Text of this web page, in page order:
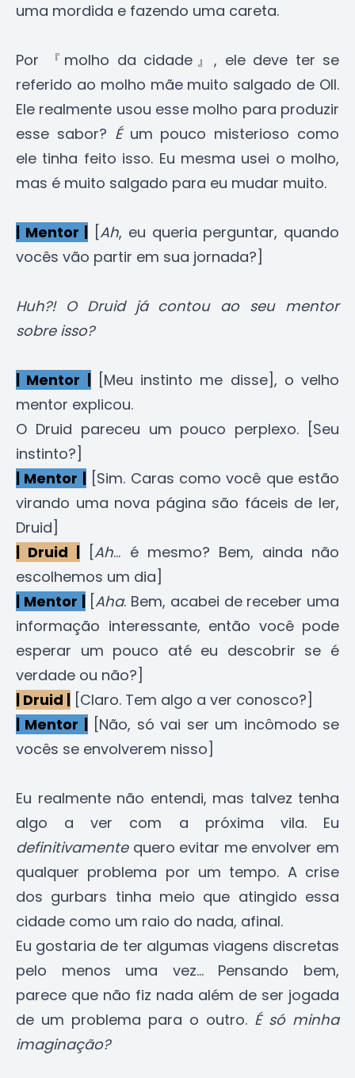
uma mordida e fazendo uma careta.
Por 『molho da cidade』, ele deve ter se
referido ao molho mãe muito salgado de Oll.
Ele realmente usou esse molho para produzir
esse sabor? Éum pouco misterioso como
ele tinha feito isso. Eu mesma usei o molho,
mas é muito salgado para eu mudar muito.
| Mentor | [Ah, eu queria perguntar, quando
vocês vão partir em sua jornada?]
Huh?! O Druid já contou ao seu mentor
sobre isso?
| Mentor |[Meu instinto me disse], o velho
mentor explicou.
O Druid pareceu um pouco perplexo. [Seu
instinto?]
| Mentor |[Sim. Caras como você que estão
virando uma nova página são fáceis de ler,
Druid]
| Druid | [Ah... é mesmo? Bem, ainda não
escolhemos um dia]
| Mentor |[Aha. Bem, acabei de receber uma
informação interessante, então você pode
esperar um pouco até eu descobrir se é
verdade ou não?]
| Druid | [Claro. Tem algo a ver conosco?]
| Mentor |[Não, só vai ser um incômodo se
vocês se envolverem nisso]
Eu realmente não entendi, mas talvez tenha
algo a ver com a próxima vila. Eu
definitivamentequero evitar me envolver em
qualquer problema por um tempo. A crise
dos gurbars tinha meio que atingido essa
cidade como um raio do nada, afinal.
Eu gostaria de ter algumas viagens discretas
pelo menos uma vez... Pensando bem,
parece que não fiz nada além de ser jogada
de um problema para o outro. É só minha
imaginação?